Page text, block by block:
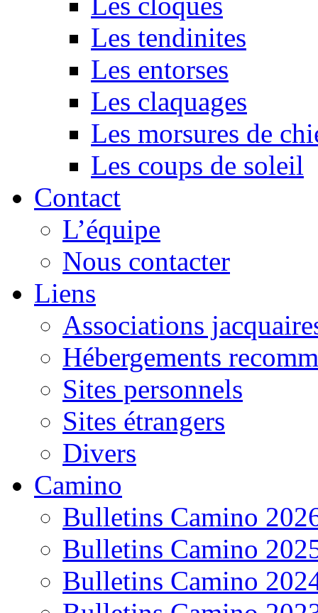
Les tendinites
Les entorses
Les claquages
Les morsures de
Les coups de soleil
Contact
L’équipe
Nous contacter
Liens
Associations
Hébergements
Sites personnels
Sites étrangers
Divers
Camino
Bulletins Camino
Bulletins Camino
Bulletins Camino